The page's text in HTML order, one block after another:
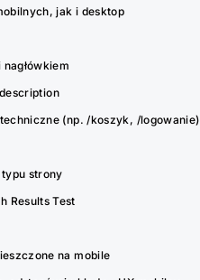
jak i desktop
(np. /koszyk, /logowanie)
strony
Results Test
na mobile